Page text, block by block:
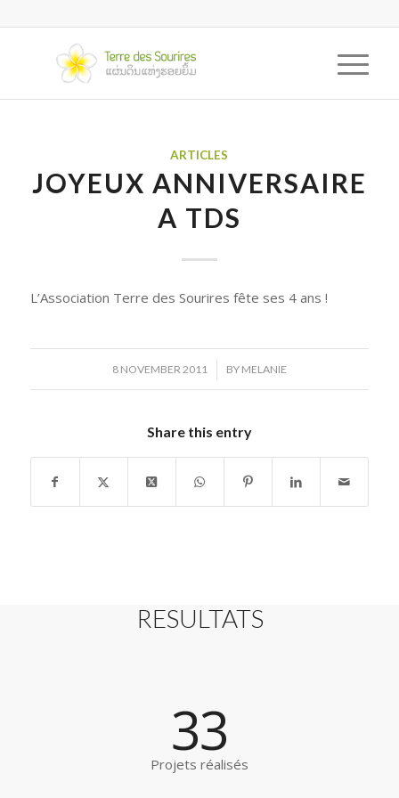
ARTICLES
JOYEUX ANNIVERSAIRE
A TDS
L’Association Terre des Sourires fête ses 4 ans !
8 NOVEMBER 2011
/ BY MELANIE
Share this entry
RESULTATS
33
Projets réalisés